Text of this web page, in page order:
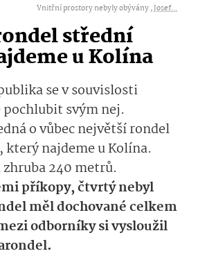
Vnitřní prostory nebyly obývány ,Josef...
střední
u Kolína
se v souvislosti
pochlubit svým nej.
o vůbec největší rondel
najdeme u Kolína.
240 metrů.
příkopy, čtvrtý nebyl
měl dochované celkem
odborníky si vysloužil